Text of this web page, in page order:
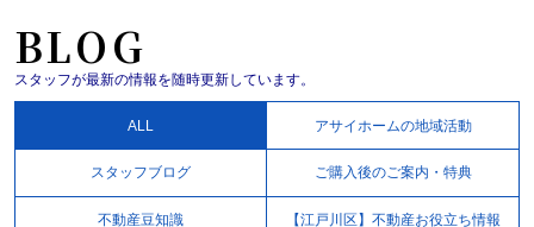
BLOG
スタッフが最新の情報を随時更新しています。
ALL アサイホームの地域活動
スタッフブログ ご購入後のご案内・特典
不動産豆知識 【江戸川区】不動産お役立ち情報